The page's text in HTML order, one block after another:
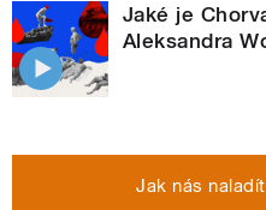
Jaké je
Aleksandra
Jak nás